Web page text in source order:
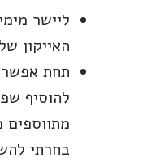
ליישר
האייקון
תחת
להוסיף
מתווספים
בחרתי